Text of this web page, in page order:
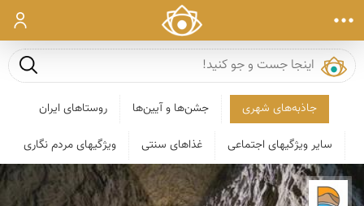
ورود
جست و
جاذبه‌های شهری جشن‌ها و آیین‌ها روستاهای ایران
سایر ویژگیهای اجتماعی غذاهای سنتی ویژگیهای مردم نگاری
دریاچه کویر